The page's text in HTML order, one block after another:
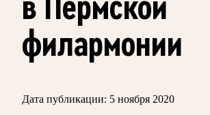
в Пермской
филармонии
Дата публикации: 5 ноября 2020